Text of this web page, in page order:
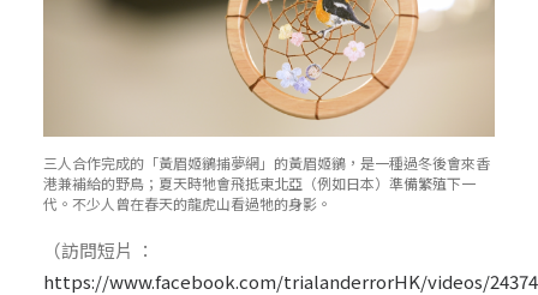
三人合作完成的「黃眉姬鶲捕夢網」的黃眉姬鶲，是一種過冬後會來香
港兼補給的野鳥；夏天時牠會飛抵東北亞（例如日本）準備繁殖下一
代。不少人曾在春天的龍虎山看過牠的身影。
（訪問短片 ：
https://www.facebook.com/trialanderrorHK/videos/